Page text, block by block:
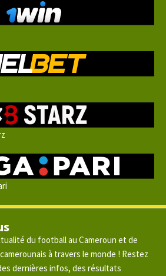
du football au Cameroun et de
à travers le monde ! Restez
dernières infos, des résultats